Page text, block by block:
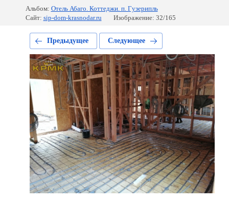
Альбом: Отель Абаго. Коттеджи. п. Гузерипль
Сайт: sip-dom-krasnodar.ru Изображение: 32/165
Предыдущее Следующее